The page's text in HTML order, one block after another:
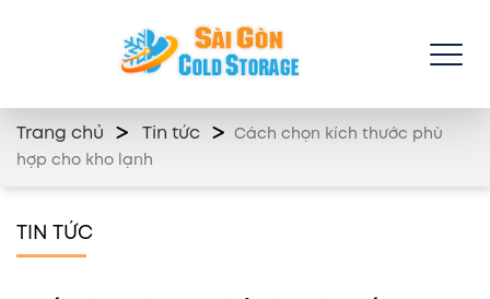
Trang chủ Tin tức
Cách chọn kích thước phù
hợp cho kho lạnh
TIN TỨC